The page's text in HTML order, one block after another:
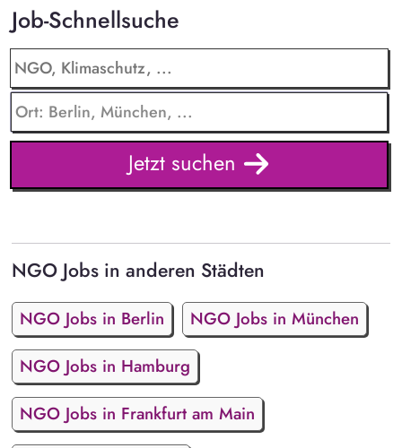
Job-Schnellsuche
Jetzt suchen
NGO Jobs in anderen Städten
NGO Jobs in Berlin
NGO Jobs in München
NGO Jobs in Hamburg
NGO Jobs in Frankfurt am Main